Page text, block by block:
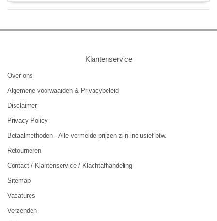
Klantenservice
Over ons
Algemene voorwaarden & Privacybeleid
Disclaimer
Privacy Policy
Betaalmethoden - Alle vermelde prijzen zijn inclusief btw.
Retourneren
Contact / Klantenservice / Klachtafhandeling
Sitemap
Vacatures
Verzenden